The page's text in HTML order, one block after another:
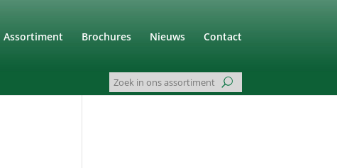
Assortiment Brochures Nieuws Contact